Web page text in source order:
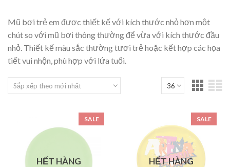
Mũ bơi trẻ em được thiết kế với kích thước nhỏ hơn một
chút so với mũ bơi thông thường để vừa với kích thước đầu
nhỏ. Thiết kế màu sắc thường tươi trẻ hoặc kết hợp các họa
tiết vui nhộn, phù hợp với lứa tuổi.
SALE
HẾT HÀNG
SALE
HẾT HÀNG